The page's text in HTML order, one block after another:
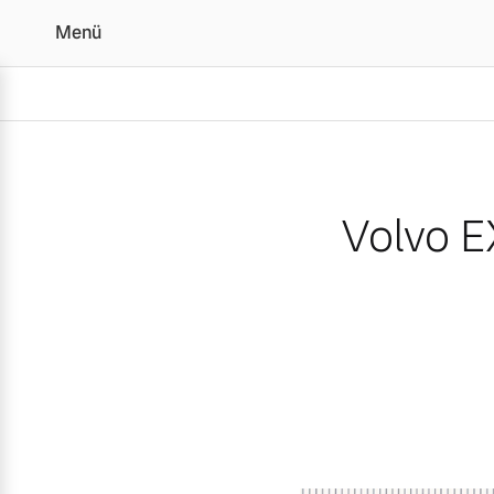
Menü
Volvo